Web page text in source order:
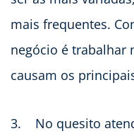
mais frequentes.
negócio é trabalhar
causam os
3. No quesito